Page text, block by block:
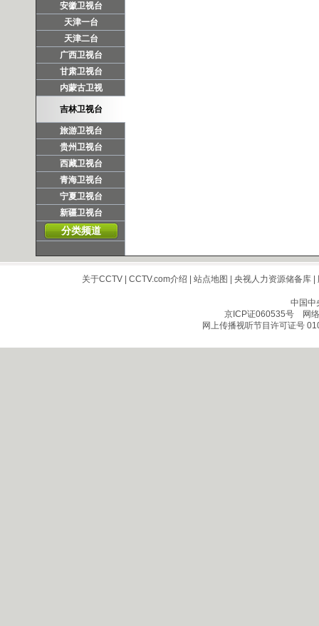
安徽卫视台
天津一台
天津二台
广西卫视台
甘肃卫视台
内蒙古卫视
吉林卫视台
旅游卫视台
贵州卫视台
西藏卫视台
青海卫视台
宁夏卫视台
新疆卫视台
分类频道
关于CCTV| CCTV.com介绍 站点地图 央视人力资源储备库|
中国中
京ICP证060535号网络
网上传播视听节目许可证号